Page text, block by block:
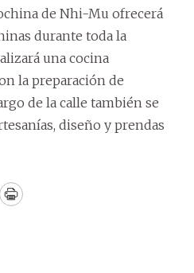
de Nhi-Mu ofrecerá
durante toda la
una cocina
la preparación de
de la calle también se
diseño y prendas
Print